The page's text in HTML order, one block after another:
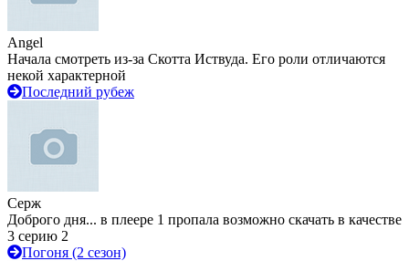
Angel
Начала смотреть из-за Скотта Иствуда. Его роли отличаются
некой характерной
Последний рубеж
Серж
Доброго дня... в плеере 1 пропала возможно скачать в качестве
3 серию 2
Погоня (2 сезон)